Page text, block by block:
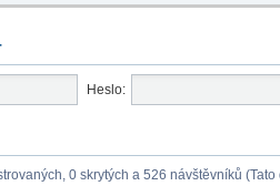
Heslo:
0 skrytých a 526 návštěvníků